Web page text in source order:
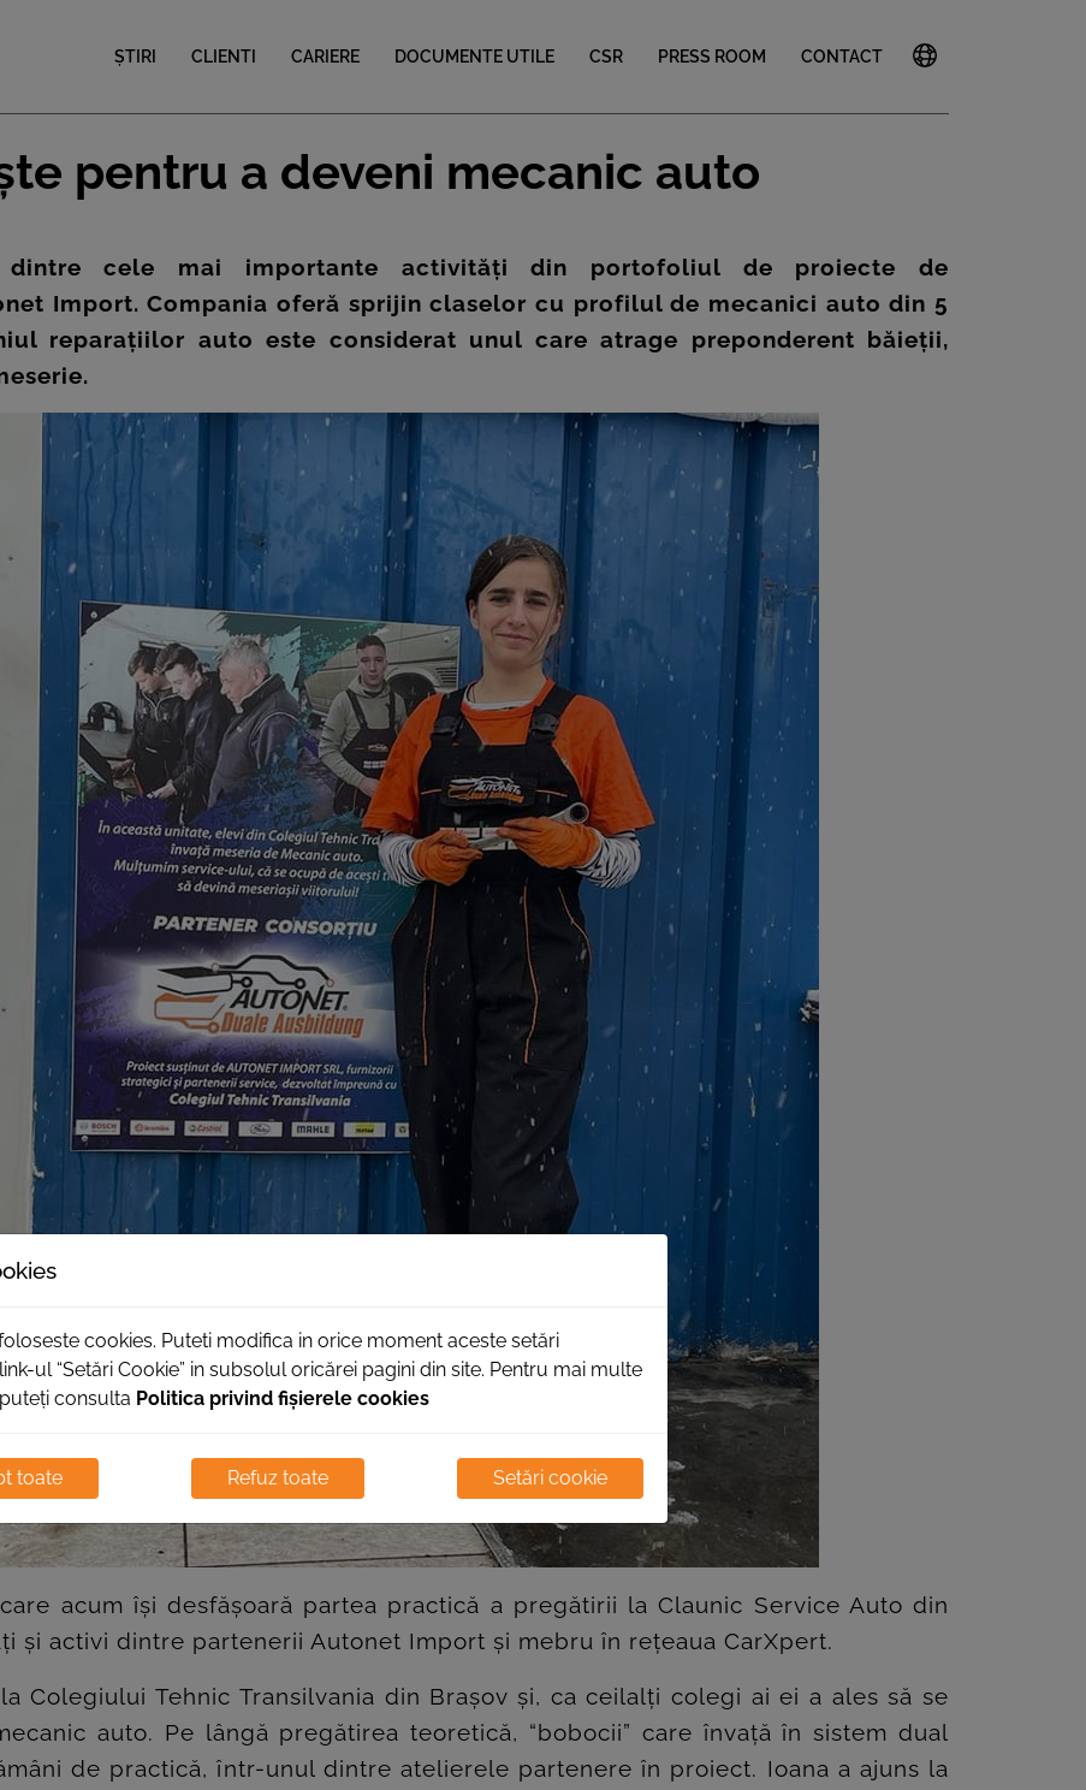
ȘTIRI CLIENTI CARIERE DOCUMENTE UTILE CSR PRESS ROOM CONTACT
pentru a deveni mecanic auto
dintre cele mai importante activități din portofoliul de proiecte de
Import. Compania oferă sprijin claselor cu profilul de mecanici auto din 5
reparațiilor auto este considerat unul care atrage preponderent băieții,
acum își desfășoară partea practică a pregătirii la Claunic Service Auto din
și activi dintre partenerii Autonet Import și mebru în rețeaua CarXpert.
Colegiului Tehnic Transilvania din Brașov și, ca ceilalți colegi ai ei a ales să se
auto. Pe lângă pregătirea teoretică, “bobocii” care învață în sistem dual
de practică, într-unul dintre atelierele partenere în proiect. Ioana a ajuns la
cookies. Puteti modifica in orice moment aceste setări
ul “Setări Cookie” in subsolul oricărei pagini din site. Pentru mai multe
consulta Politica privind fișierele cookies
toate Refuz toate Setări cookie